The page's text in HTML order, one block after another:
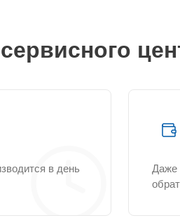
в день
Даже